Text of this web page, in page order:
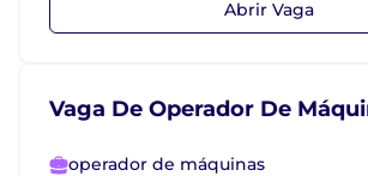
Abrir Vaga
Vaga De Operador De
operador de máquinas